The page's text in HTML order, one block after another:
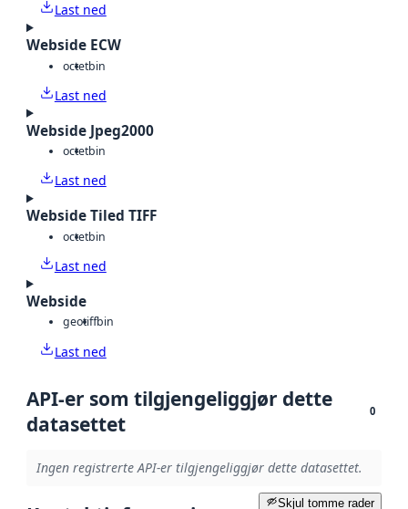
Last ned
Webside ECW
octetbin
Last ned
Webside Jpeg2000
octetbin
Last ned
Webside Tiled TIFF
octetbin
Last ned
Webside
geotiffbin
Last ned
API-er som tilgjengeliggjør dette
datasettet
0
Ingen registrerte API-er tilgjengeliggjør dette datasettet.
Skjul tomme rader